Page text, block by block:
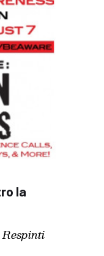
la